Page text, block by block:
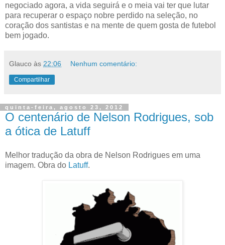
negociado agora, a vida seguirá e o meia vai ter que lutar
para recuperar o espaço nobre perdido na seleção, no
coração dos santistas e na mente de quem gosta de futebol
bem jogado.
Glauco às 22:06 Nenhum comentário:
Compartilhar
quinta-feira, agosto 23, 2012
O centenário de Nelson Rodrigues, sob
a ótica de Latuff
Melhor tradução da obra de Nelson Rodrigues em uma
imagem. Obra do Latuff.